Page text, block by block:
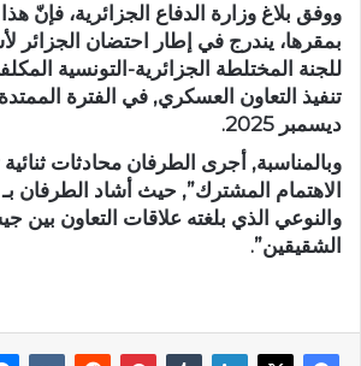
ووفق بلاغ وزارة الدفاع الجزائرية، فإنّ
للجنة المختلطة الجزائرية-التونسية
ديسمبر 2025.
وبالمناسبة, أجرى الطرفان محادثات
الاهتمام المشترك”, حيث أشاد الطرفان بـ
والنوعي الذي بلغته علاقات التعاون بين
الشقيقين”.